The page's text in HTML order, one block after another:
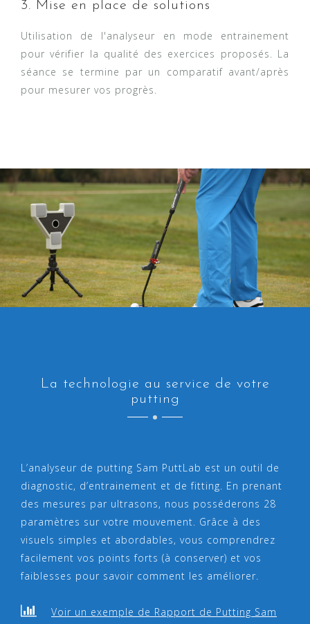
3. Mise en place de solutions
Utilisation de l'analyseur en mode entrainement
pour vérifier la qualité des exercices proposés. La
séance se termine par un comparatif avant/après
pour mesurer vos progrès.
La technologie au service de votre
putting
L’analyseur de putting Sam PuttLab est un outil de
diagnostic, d’entrainement et de fitting. En prenant
des mesures par ultrasons, nous posséderons 28
paramètres sur votre mouvement. Grâce à des
visuels simples et abordables, vous comprendrez
facilement vos points forts (à conserver) et vos
faiblesses pour savoir comment les améliorer.
Voir un exemple de Rapport de Putting Sam